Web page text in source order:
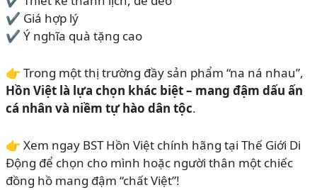
✔ Giá hợp lý
✔ Ý nghĩa quà tặng cao
👉 Trong một thị trường đầy sản phẩm “na ná nhau”,
Hồn Việt là lựa chọn khác biệt – mang đậm dấu ấn
cá nhân và niềm tự hào dân tộc.
👉 Xem ngay BST Hồn Việt chính hãng tại Thế Giới Di
Động để chọn cho mình hoặc người thân một chiếc
đồng hồ mang đậm “chất Việt”!